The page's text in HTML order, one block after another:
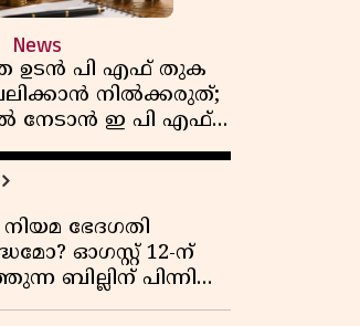
News
ഉടൻ പി എഫ് തുക
നിൽക്കരുത്;
ഇ പി എഫ്
അറിയാം
ഭേദഗതി
ഓഗസ്റ്റ് 12-ന്
ബില്ലിന് പിന്നിലെ
എന്ത്?